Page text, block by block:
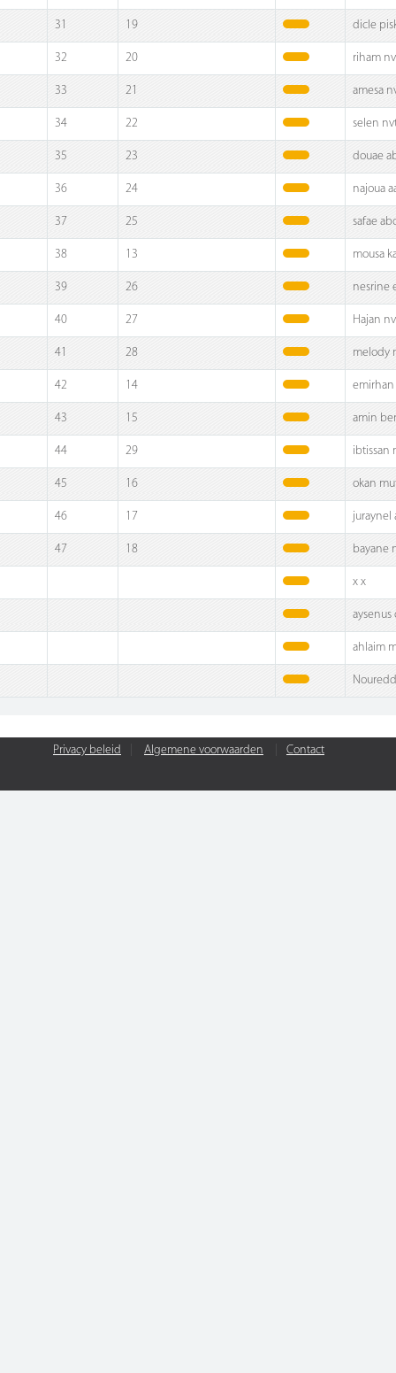
31 19 dicle
32 20 riham
33 21 amesa
34 22 selen
35 23 douae
36 24 najoua
37 25 safae
38 13 mousa
39 26 nesrine
40 27 Hajan
41 28 melody
42 14
43 15 amin
44 29 ibtissan
45 16 okan
46 17 juraynel
47 18 bayane
x x
aysenus
ahlaim
Privacy beleid Algemene voorwaarden Contact